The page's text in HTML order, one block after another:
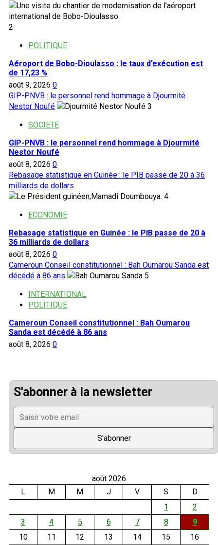
2
POLITIQUE
Aéroport de Bobo-Dioulasso : le taux d’exécution est
de 17,23 %
août 9, 2026 0
GIP-PNVB : le personnel rend hommage à Djourmité
Nestor Noufé
3
SOCIETE
GIP-PNVB : le personnel rend hommage à Djourmité
Nestor Noufé
août 8, 2026 0
Rebasage statistique en Guinée : le PIB passe de 20 à 36
milliards de dollars
4
ECONOMIE
Rebasage statistique en Guinée : le PIB passe de 20 à
36 milliards de dollars
août 8, 2026 0
Cameroun Conseil constitutionnel : Bah Oumarou Sanda est
décédé à 86 ans
5
INTERNATIONAL
POLITIQUE
Cameroun Conseil constitutionnel : Bah Oumarou
Sanda est décédé à 86 ans
août 8, 2026 0
S'abonner à la newsletter
août 2026
L
M M J V S
D
1
2
3
4 5 6 7 8
9
10
11 12 13 14 15
16